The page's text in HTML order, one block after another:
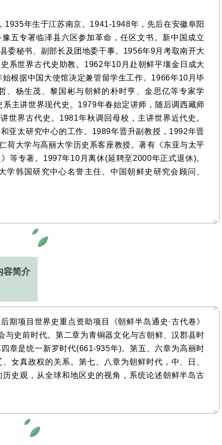
年生于江苏南京。1941-1948年，先后在安徽阜阳
五专署临泽县六区参加革命，任区文书。新中国成立
委秘书、副部长及团地委干事。1956年9月考取南开大
系世界古代史助教。1962年10月赴朝鲜平壤金日成大
根据中国大使馆决定兼管留学生工作。1966年10月毕
、杨生茂、黎国彬与朝鲜的朴时亨、金思亿等专家学
主讲世界现代史。1979年春始定讲师，随后调西藏师
世界古代史。1981年秋调回母校，主讲世界近代史。
亚太研究中心的工作。1989年晋升副教授，1992年晋
荷大学与高丽大学历史系客座教授。著有《东亚与太平
等专著。1997年10月离休(延聘至2000年正式退休)。
韩国研究中心名誉主任、中国朝鲜史研究会顾问、
容简介
期项目世界史重点资助项目《朝鲜半岛通史·古代卷》
与史前时代。第二章为青铜器文化与古朝鲜、汉郡县时
章是统一新罗时代(661-935年)。第五、六章为高丽时
女真政权的关系。第七、八章为朝鲜时代，中、日、
史观，从全球和地区史的视角，系统论述朝鲜半岛古